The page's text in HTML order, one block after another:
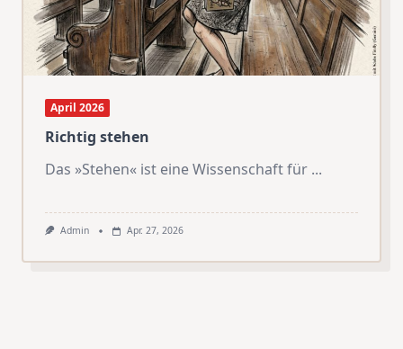
April 2026
Richtig stehen
Das »Stehen« ist eine Wissenschaft für ...
Admin Apr. 27, 2026